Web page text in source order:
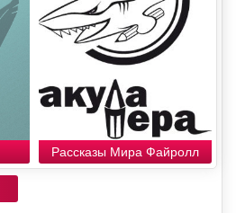
Рассказы Мира Файролл